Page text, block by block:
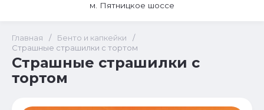
м. Пятницкое шоссе
Главная / Бенто и капкейки
/
Страшные страшилки с тортом
Страшные страшилки с
тортом